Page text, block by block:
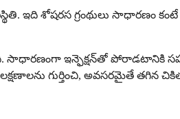
ఇది శోషరస గ్రంథులు సాధారణం
సాధారణంగా ఇన్ఫెక్షన్‌తో పోరాడటానికి
గుర్తించి, అవసరమైతే తగిన